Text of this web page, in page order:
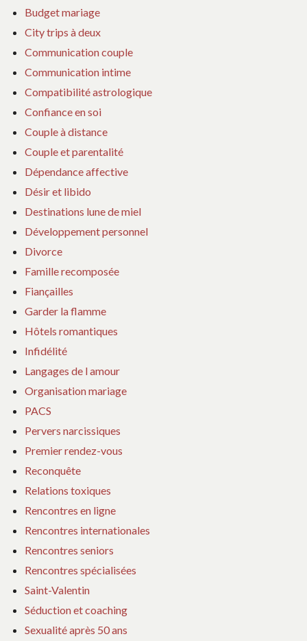
Budget mariage
City trips à deux
Communication couple
Communication intime
Compatibilité astrologique
Confiance en soi
Couple à distance
Couple et parentalité
Dépendance affective
Désir et libido
Destinations lune de miel
Développement personnel
Divorce
Famille recomposée
Fiançailles
Garder la flamme
Hôtels romantiques
Infidélité
Langages de l amour
Organisation mariage
PACS
Pervers narcissiques
Premier rendez-vous
Reconquête
Relations toxiques
Rencontres en ligne
Rencontres internationales
Rencontres seniors
Rencontres spécialisées
Saint-Valentin
Séduction et coaching
Sexualité après 50 ans